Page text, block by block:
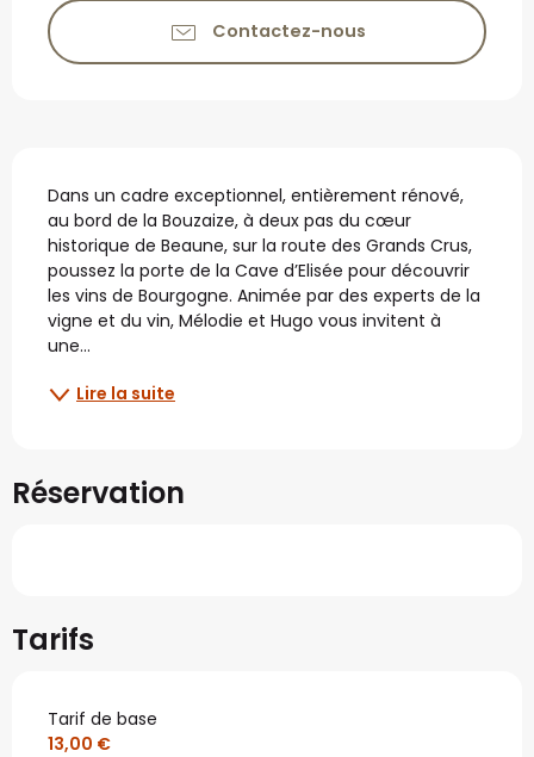
Contactez-nous
Description
Dans un cadre exceptionnel, entièrement rénové,
au bord de la Bouzaize, à deux pas du cœur
historique de Beaune, sur la route des Grands Crus,
poussez la porte de la Cave d’Elisée pour découvrir
les vins de Bourgogne. Animée par des experts de la
vigne et du vin, Mélodie et Hugo vous invitent à
une...
Lire la suite
Réservation
Tarifs
Tarif de base
13,00 €